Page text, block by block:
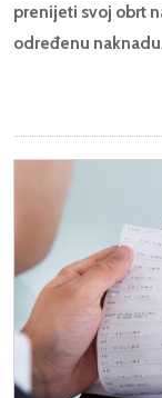
prenijeti svoj obrt
određenu naknadu.